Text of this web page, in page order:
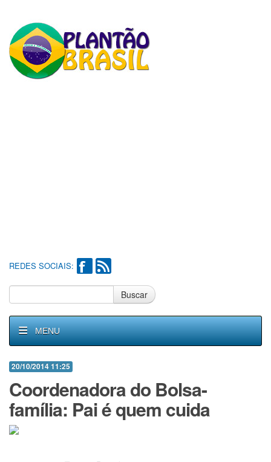
REDES SOCIAIS:
Buscar
MENU
20/10/2014 11:25
Coordenadora do Bolsa-
família: Pai é quem cuida